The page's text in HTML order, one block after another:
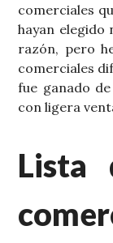
comerciales
hayan elegido
razón, pero
comerciales
fue ganado
con ligera
Lista